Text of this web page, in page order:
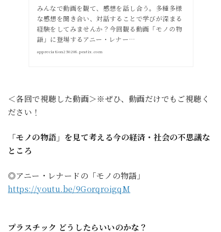
みんなで動画を観て、感想を話し合う。多種多様
な感想を聞き合い、対話することで学びが深まる
経験をしてみませんか？今回観る動画「モノの物
語」に登場するアニー・レナー…
appreciation250206.peatix.com
＜各回で視聴した動画＞※ぜひ、動画だけでもご視聴く
ださい！
「モノの物語」を見て考える今の経済・社会の不思議な
ところ
◎アニー・レナードの「モノの物語」
https://youtu.be/9GorqroigqM
プラスチック どうしたらいいのかな？